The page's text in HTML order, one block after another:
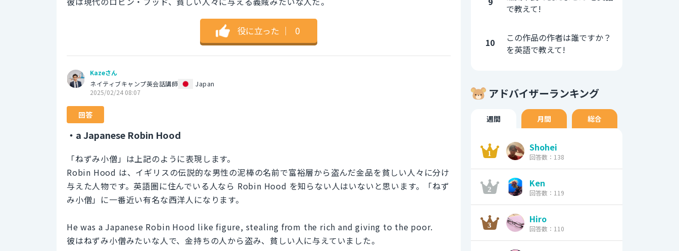
役に立った ｜ 0
Kazeさん
ネイティブキャンプ英会話講師
Japan
2025/02/24 08:07
回答
・a Japanese Robin Hood
「ねずみ小僧」は上記のように表現します。
Robin Hood は、イギリスの伝説的な男性の泥棒の名前で富裕層から盗んだ金品を貧しい人々に分け
与えた人物です。英語圏に住んでいる人なら Robin Hood を知らない人はいないと思います。「ねず
み小僧」に一番近い有名な西洋人になります。
He was a Japanese Robin Hood like figure, stealing from the rich and giving to the poor.
彼はねずみ小僧みたいな人で、金持ちの人から盗み、貧しい人に与えていました。
で教えて!
10
この作品の作者は誰ですか？
を英語で教えて!
アドバイザーランキング
週間 月間 総合
Shohei
回答数：138
Ken
回答数：119
Hiro
回答数：110